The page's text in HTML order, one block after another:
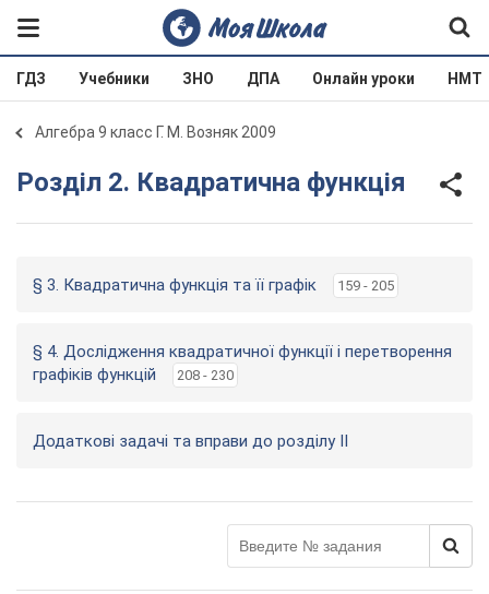
ГДЗ Учебники ЗНО ДПА Онлайн уроки НМТ
Алгебра 9 класс Г. М. Возняк 2009
Розділ 2. Квадратична функція
§ 3. Квадратична функція та її графік 159 - 205
§ 4. Дослідження квадратичної функції і перетворення
графіків функцій
208 - 230
Додаткові задачі та вправи до розділу ІІ